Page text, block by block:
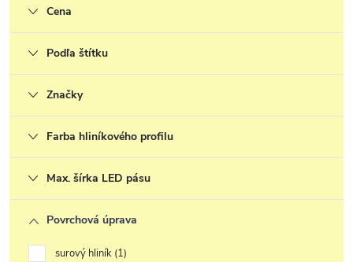
Cena
Podľa štítku
Značky
Farba hliníkového profilu
Max. šírka LED pásu
Povrchová úprava
surový hliník 1